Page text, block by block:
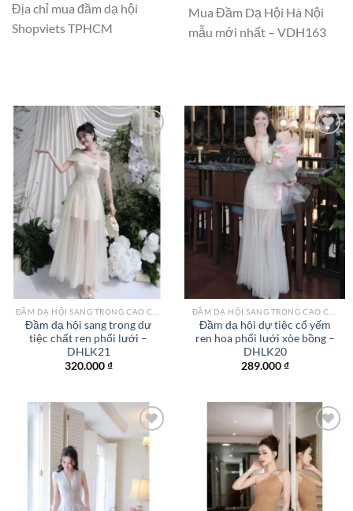
Địa chỉ mua đầm dạ hội
Shopviets TPHCM
Mua Đầm Dạ Hội Hà Nội
mẫu mới nhất – VDH163
Add to
wishlist
Đầm dạ hội sang trọng dự
tiệc chất ren phối lưới –
DHLK21
320.000₫
Add to
wishlist
Đầm dạ hội dự tiệc cổ yếm
ren hoa phối lưới xòe bồng –
DHLK20
289.000₫
wishlist
Add to
wishlist